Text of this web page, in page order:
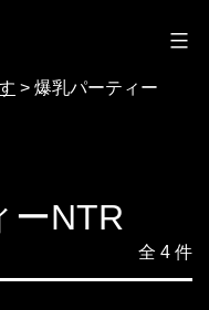
> 爆乳パーティー
ーNTR
全 4 件